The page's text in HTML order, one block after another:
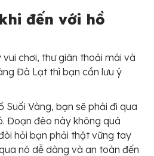
đến với hồ
chơi, thư giãn thoải mái và
Đà Lạt thì bạn cần lưu ý
Suối Vàng, bạn sẽ phải đi qua
Đoạn đèo này không quá
hỏi bạn phải thật vững tay
nó dễ dàng và an toàn đến